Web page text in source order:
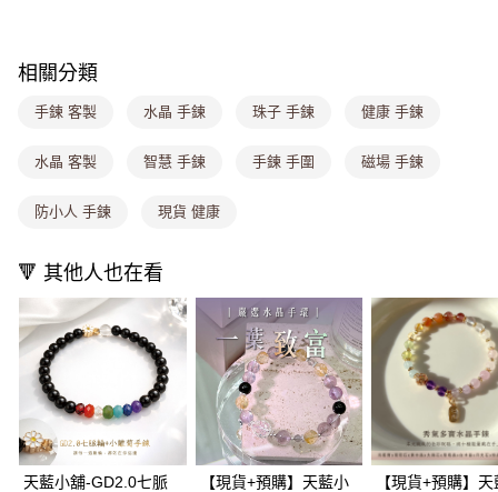
用戶於交易時，得透過本服務購買商品或服務，並由商店將買賣／分期付款
2.基於同意付款使用「大哥付你分期」之契約關係目的，商店將以您的個人
由本公司與您本人進行分期帳單所需資料之確認、核對及更正。
3.完整用戶服務條款，請詳閱以下連結： https://oppay.tw/userRule
每筆NT$8,888，滿NT$8,888(含以上)免運費
7-11取貨付款
每筆NT$80，滿NT$1,000(含以上)免運費
每筆NT$80，滿NT$1,000(含以上)免運費
宅配
每筆NT$100，滿NT$1,000(含以上)免運費
付款後門市自取
免運費
海外宅配 查看運費
相關分類
手鍊 客製 水晶 手鍊 珠子 手鍊 健康 手鍊
水晶 客製 智慧 手鍊 手鍊 手圍 磁場 手鍊
防小人 手鍊 現貨 健康
🔻 其他人也在看
天藍小舖-GD2.0七脈
【現貨+預購】天藍小
【現貨+預購】